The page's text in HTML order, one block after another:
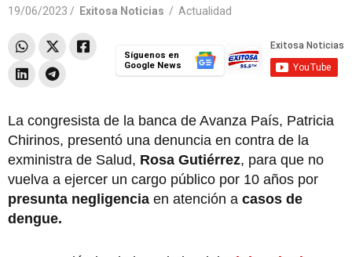
19/06/2023 / Exitosa Noticias / Actualidad
Síguenos en
Google News
La congresista de la banca de Avanza País, Patricia
Chirinos, presentó una denuncia en contra de la
exministra de Salud, Rosa Gutiérrez, para que no
vuelva a ejercer un cargo público por 10 años por
presunta negligencia en atención a casos de
dengue.